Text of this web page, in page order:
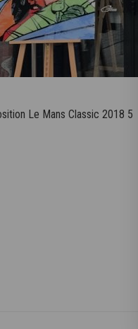
Le Mans Classic 2018 5